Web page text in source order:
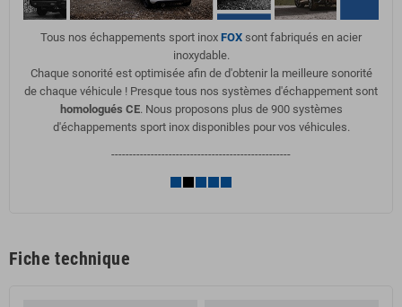
Tous nos échappements sport inox FOX sont fabriqués en acier
inoxydable.
Chaque sonorité est optimisée afin de d'obtenir la meilleure sonorité
de chaque véhicule ! Presque tous nos systèmes d'échappement sont
homologués CE. Nous proposons plus de 900 systèmes
d'échappements sport inox disponibles pour vos véhicules.
--------------------------------------------------
Fiche technique